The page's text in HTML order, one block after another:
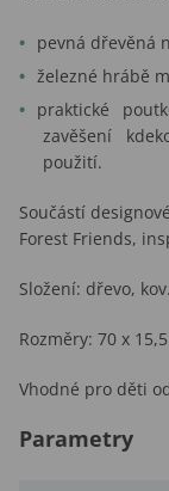
pevná dřevěná
železné hrábě
praktické
zavěšení
použití.
Součástí
Forest Friends,
Složení: dřevo, kov.
Rozměry: 70 x
Vhodné pro děti
Parametry